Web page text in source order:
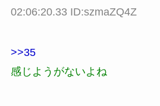
02:06:20.33 ID:szmaZQ4Z
>>35
感じようがないよね